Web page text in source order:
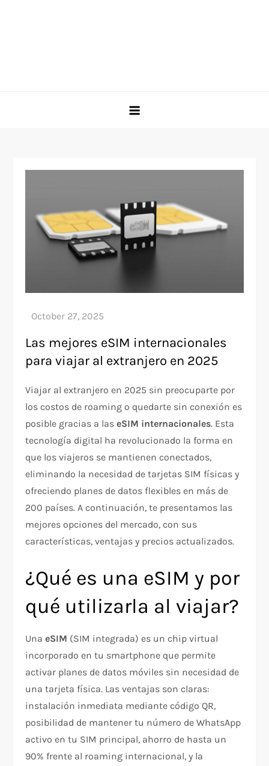
Las mejores eSIM internacionales
para viajar al extranjero en 2025
Viajar al extranjero en 2025 sin preocuparte por
los costos de roaming o quedarte sin conexión es
posible gracias a laseSIM internacionales. Esta
tecnología digital ha revolucionado la forma en
que los viajeros se mantienen conectados,
eliminando la necesidad de tarjetas SIM físicas y
ofreciendo planes de datos flexibles en más de
200 países. A continuación, te presentamos las
mejores opciones del mercado, con sus
características, ventajas y precios actualizados.
¿Qué es una eSIM y por
qué utilizarla al viajar?
UnaeSIM (SIM integrada) es un chip virtual
incorporado en tu smartphone que permite
activar planes de datos móviles sin necesidad de
una tarjeta física. Las ventajas son claras:
instalación inmediata mediante código QR,
posibilidad de mantener tu número de WhatsApp
activo en tu SIM principal, ahorro de hasta un
90% frente al roaming internacional, y la